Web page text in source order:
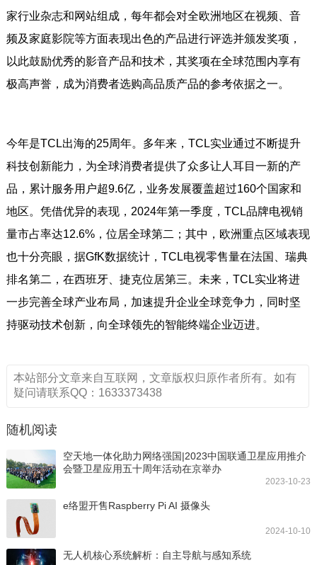
家行业杂志和网站组成，每年都会对全欧洲地区在视频、音
频及家庭影院等方面表现出色的产品进行评选并颁发奖项，
以此鼓励优秀的影音产品和技术，其奖项在全球范围内享有
极高声誉，成为消费者选购高品质产品的参考依据之一。
今年是TCL出海的25周年。多年来，TCL实业通过不断提升
科技创新能力，为全球消费者提供了众多让人耳目一新的产
品，累计服务用户超9.6亿，业务发展覆盖超过160个国家和
地区。凭借优异的表现，2024年第一季度，TCL品牌电视销
量市占率达12.6%，位居全球第二；其中，欧洲重点区域表现
也十分亮眼，据GfK数据统计，TCL电视零售量在法国、瑞典
排名第二，在西班牙、捷克位居第三。未来，TCL实业将进
一步完善全球产业布局，加速提升企业全球竞争力，同时坚
持驱动技术创新，向全球领先的智能终端企业迈进。
本站部分文章来自互联网，文章版权归原作者所有。如有
疑问请联系QQ：1633373438
随机阅读
空天地一体化助力网络强国|2023中国联通卫星应用推介
会暨卫星应用五十周年活动在京举办
2023-10-23
e络盟开售Raspberry Pi AI 摄像头
2024-10-10
无人机核心系统解析：自主导航与感知系统